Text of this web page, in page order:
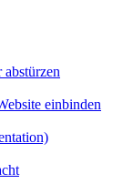
einbinden